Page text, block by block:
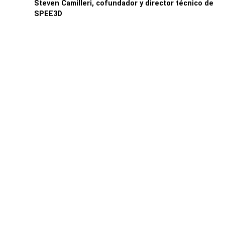
Steven Camilleri, cofundador y director técnico de
SPEE3D